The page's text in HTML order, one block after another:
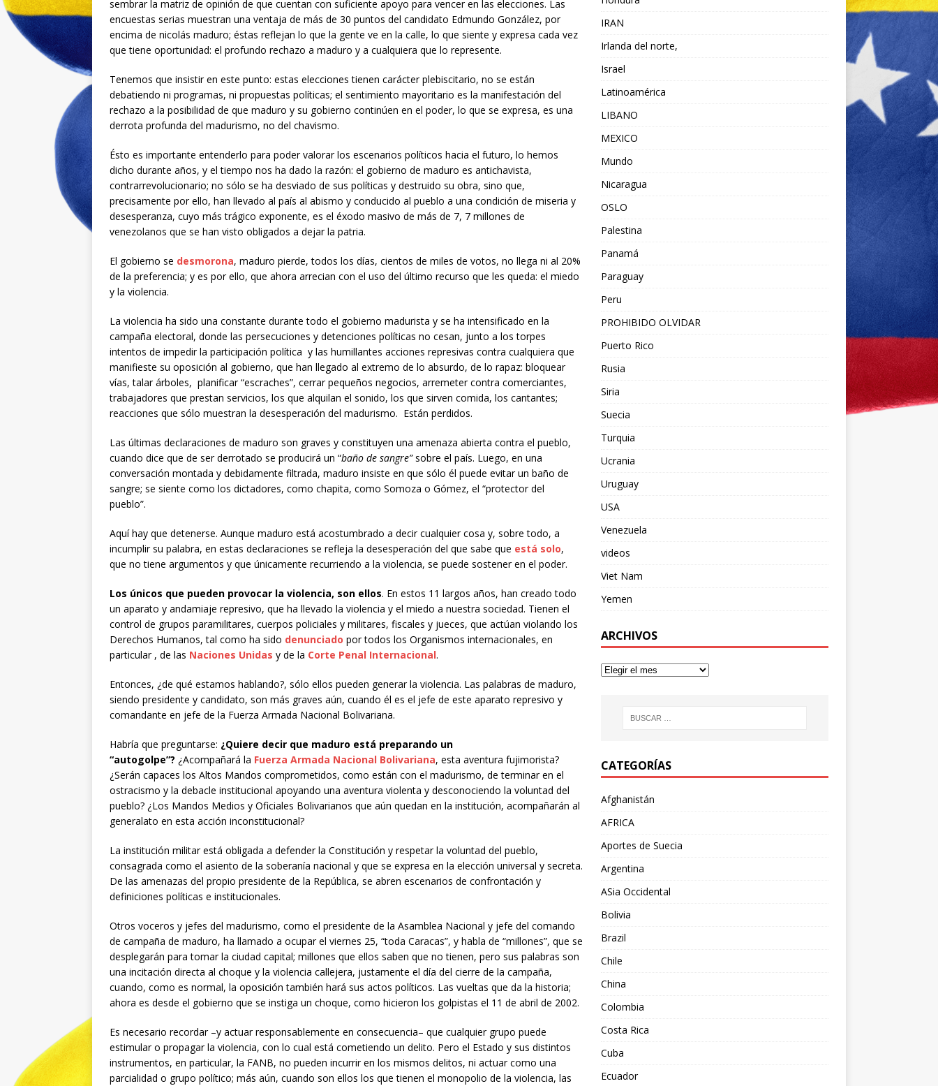
sembrar la matriz de opinión de que cuentan con suficiente apoyo para vencer en las elecciones. Las
encuestas serias muestran una ventaja de más de 30 puntos del candidato Edmundo González, por
encima de nicolás maduro; éstas reflejan lo que la gente ve en la calle, lo que siente y expresa cada vez
que tiene oportunidad: el profundo rechazo a maduro y a cualquiera que lo represente.
Tenemos que insistir en este punto: estas elecciones tienen carácter plebiscitario, no se están
debatiendo ni programas, ni propuestas políticas; el sentimiento mayoritario es la manifestación del
rechazo a la posibilidad de que maduro y su gobierno continúen en el poder, lo que se expresa, es una
derrota profunda del madurismo, no del chavismo.
Ésto es importante entenderlo para poder valorar los escenarios políticos hacia el futuro, lo hemos
dicho durante años, y el tiempo nos ha dado la razón: el gobierno de maduro es antichavista,
contrarrevolucionario; no sólo se ha desviado de sus políticas y destruido su obra, sino que,
precisamente por ello, han llevado al país al abismo y conducido al pueblo a una condición de miseria y
desesperanza, cuyo más trágico exponente, es el éxodo masivo de más de 7, 7 millones de
venezolanos que se han visto obligados a dejar la patria.
El gobierno se desmorona, maduro pierde, todos los días, cientos de miles de votos, no llega ni al 20%
de la preferencia; y es por ello, que ahora arrecian con el uso del último recurso que les queda: el miedo
y la violencia.
La violencia ha sido una constante durante todo el gobierno madurista y se ha intensificado en la
campaña electoral, donde las persecuciones y detenciones políticas no cesan, junto a los torpes
intentos de impedir la participación política y las humillantes acciones represivas contra cualquiera que
manifieste su oposición al gobierno, que han llegado al extremo de lo absurdo, de lo rapaz: bloquear
vías, talar árboles, planificar “escraches”, cerrar pequeños negocios, arremeter contra comerciantes,
trabajadores que prestan servicios, los que alquilan el sonido, los que sirven comida, los cantantes;
reacciones que sólo muestran la desesperación del madurismo. Están perdidos.
Las últimas declaraciones de maduro son graves y constituyen una amenaza abierta contra el pueblo,
cuando dice que de ser derrotado se producirá un “baño de sangre”sobre el país. Luego, en una
conversación montada y debidamente filtrada, maduro insiste en que sólo él puede evitar un baño de
sangre; se siente como los dictadores, como chapita, como Somoza o Gómez, el “protector del
pueblo”.
Aquí hay que detenerse. Aunque maduro está acostumbrado a decir cualquier cosa y, sobre todo, a
incumplir su palabra, en estas declaraciones se refleja la desesperación del que sabe que está solo,
que no tiene argumentos y que únicamente recurriendo a la violencia, se puede sostener en el poder.
Los únicos que pueden provocar la violencia, son ellos. En estos 11 largos años, han creado todo
un aparato y andamiaje represivo, que ha llevado la violencia y el miedo a nuestra sociedad. Tienen el
control de grupos paramilitares, cuerpos policiales y militares, fiscales y jueces, que actúan violando los
Derechos Humanos, tal como ha sido denunciado por todos los Organismos internacionales, en
particular , de las Naciones Unidas y de la Corte Penal Internacional.
Entonces, ¿de qué estamos hablando?, sólo ellos pueden generar la violencia. Las palabras de maduro,
siendo presidente y candidato, son más graves aún, cuando él es el jefe de este aparato represivo y
comandante en jefe de la Fuerza Armada Nacional Bolivariana.
Habría que preguntarse: ¿Quiere decir que maduro está preparando un
“autogolpe”? ¿Acompañará la Fuerza Armada Nacional Bolivariana, esta aventura fujimorista?
¿Serán capaces los Altos Mandos comprometidos, como están con el madurismo, de terminar en el
ostracismo y la debacle institucional apoyando una aventura violenta y desconociendo la voluntad del
pueblo? ¿Los Mandos Medios y Oficiales Bolivarianos que aún quedan en la institución, acompañarán al
generalato en esta acción inconstitucional?
La institución militar está obligada a defender la Constitución y respetar la voluntad del pueblo,
consagrada como el asiento de la soberanía nacional y que se expresa en la elección universal y secreta.
De las amenazas del propio presidente de la República, se abren escenarios de confrontación y
definiciones políticas e institucionales.
Otros voceros y jefes del madurismo, como el presidente de la Asamblea Nacional y jefe del comando
de campaña de maduro, ha llamado a ocupar el viernes 25, “toda Caracas”, y habla de “millones”, que se
desplegarán para tomar la ciudad capital; millones que ellos saben que no tienen, pero sus palabras son
una incitación directa al choque y la violencia callejera, justamente el día del cierre de la campaña,
cuando, como es normal, la oposición también hará sus actos políticos. Las vueltas que da la historia;
ahora es desde el gobierno que se instiga un choque, como hicieron los golpistas el 11 de abril de 2002.
Es necesario recordar –y actuar responsablemente en consecuencia– que cualquier grupo puede
estimular o propagar la violencia, con lo cual está cometiendo un delito. Pero el Estado y sus distintos
instrumentos, en particular, la FANB, no pueden incurrir en los mismos delitos, ni actuar como una
parcialidad o grupo político; más aún, cuando son ellos los que tienen el monopolio de la violencia, las
IRAN
Irlanda del norte,
Israel
Latinoamérica
LIBANO
MEXICO
Mundo
Nicaragua
OSLO
Palestina
Panamá
Paraguay
Peru
PROHIBIDO OLVIDAR
Puerto Rico
Rusia
Siria
Suecia
Turquia
Ucrania
Uruguay
USA
Venezuela
videos
Viet Nam
Yemen
ARCHIVOS
CATEGORÍAS
Afghanistán
AFRICA
Aportes de Suecia
Argentina
ASia Occidental
Bolivia
Brazil
Chile
China
Colombia
Costa Rica
Cuba
Ecuador